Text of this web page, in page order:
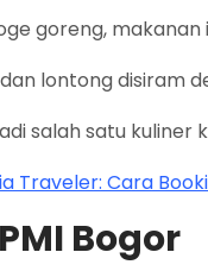
goreng,
lontong disiram
salah satu
Traveler: Cara
Bogor